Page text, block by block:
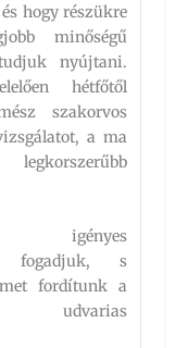
hogy részükre
minőségű
nyújtani.
hétfőtől
szakorvos
a ma
igényes
fogadjuk, s
fordítunk a
udvarias